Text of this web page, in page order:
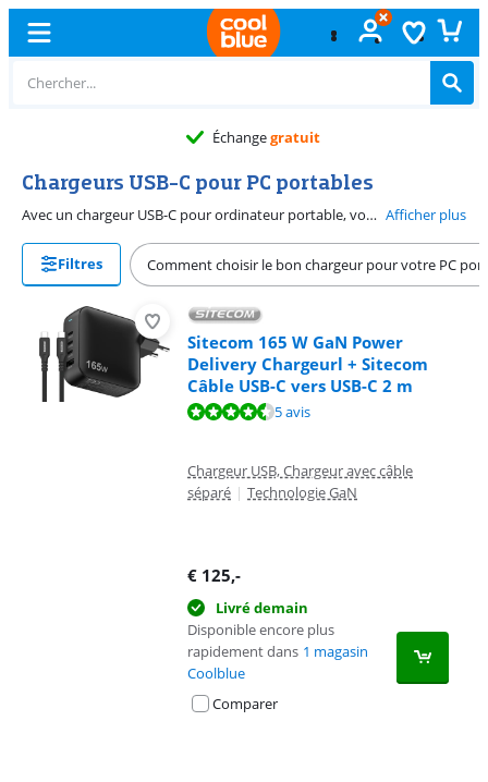
Échangegratuit
Chargeurs USB-C pour PC portables
Avec un chargeur USB-C pour ordinateur portable, vous pouvez recharger votre PC rapidement et en toute sécurité. Vous pouvez également utiliser ce chargeur pour d'autres appareils dotés d'un port USB-C, comme une tablette ou un smartphone. Ainsi, vous aurez besoin de moins de câbles. Vous travaillez souvent à différents endroits ? Avec un chargeur supplémentaire dans votre sac ou au bureau, vous ne serez jamais à court de batterie. Lors du choix d'un chargeur, tenez compte de la puissance dont votre PC portable a besoin pour une recharge en toute sécurité. Afficher plus
Filtres Comment choisir le bon chargeur pour votre PC
Sitecom 165 W GaN Power
Delivery Chargeurl + Sitecom
Câble USB-C vers USB-C 2 m
La note est de 9,1 sur 10, basée sur 5 avis.5 avis
Chargeur USB, Chargeur avec câble
séparé | Technologie GaN
€ 125,-
Livré demain
Disponible encore plus
rapidement dans 1 magasin
Coolblue
Comparer